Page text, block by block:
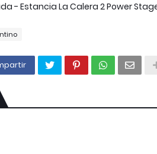
- Estancia La Calera 2 Power